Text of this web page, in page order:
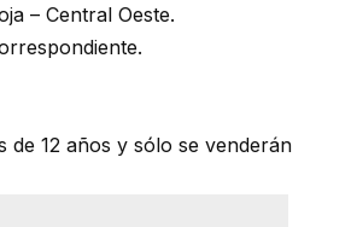
– Central Oeste.
12 años y sólo se venderán